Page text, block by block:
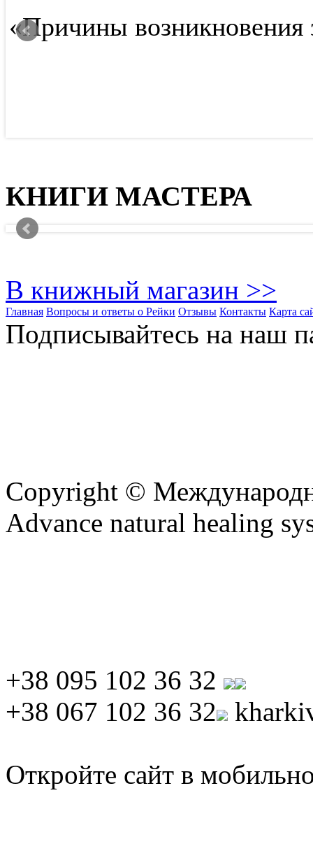
«Причины возникновения
КНИГИ МАСТЕРА
В книжный магазин >>
Главная Вопросы и ответы о Рейки Отзывы Контакты Карта
Подписывайтесь на наш
Copyright ©
Advance natural healing
+38 095 102 36 32
+38 067 102 36 32
Откройте сайт в